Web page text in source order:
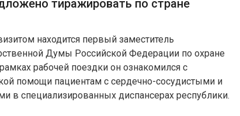
тиражировать по стране
находится первый заместитель
Думы Российской Федерации по охране
рабочей поездки он ознакомился с
помощи пациентам с сердечно-сосудистыми и
в специализированных диспансерах республики.